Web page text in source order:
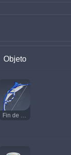
Objeto
Fin de las Aguas